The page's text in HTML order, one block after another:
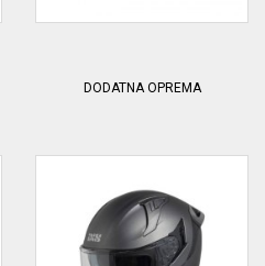
DODATNA OPREMA